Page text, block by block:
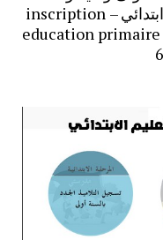
ورابعة وخامسة وسادسة سيزيام ابتدائي – inscription
education primaire